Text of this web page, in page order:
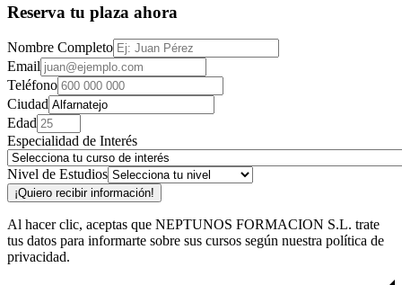
Reserva tu plaza ahora
Nombre Completo
Email
Teléfono
Ciudad
Edad
Especialidad de Interés
Nivel de Estudios
¡Quiero recibir información!
Al hacer clic, aceptas que NEPTUNOS FORMACION S.L. trate
tus datos para informarte sobre sus cursos según nuestra política de
privacidad.